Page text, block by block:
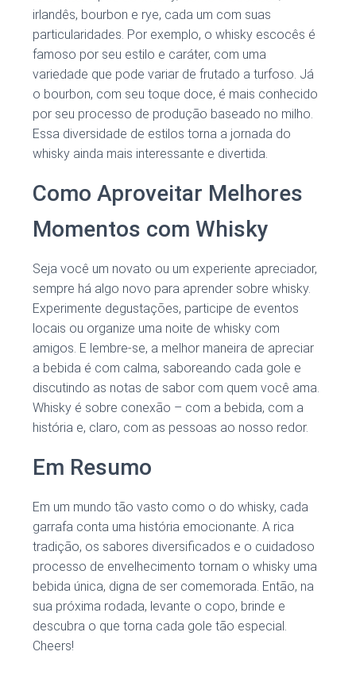
irlandês, bourbon e rye, cada um com suas
particularidades. Por exemplo, o whisky escocês é
famoso por seu estilo e caráter, com uma
variedade que pode variar de frutado a turfoso. Já
o bourbon, com seu toque doce, é mais conhecido
por seu processo de produção baseado no milho.
Essa diversidade de estilos torna a jornada do
whisky ainda mais interessante e divertida.
Como Aproveitar Melhores
Momentos com Whisky
Seja você um novato ou um experiente apreciador,
sempre há algo novo para aprender sobre whisky.
Experimente degustações, participe de eventos
locais ou organize uma noite de whisky com
amigos. E lembre-se, a melhor maneira de apreciar
a bebida é com calma, saboreando cada gole e
discutindo as notas de sabor com quem você ama.
Whisky é sobre conexão – com a bebida, com a
história e, claro, com as pessoas ao nosso redor.
Em Resumo
Em um mundo tão vasto como o do whisky, cada
garrafa conta uma história emocionante. A rica
tradição, os sabores diversificados e o cuidadoso
processo de envelhecimento tornam o whisky uma
bebida única, digna de ser comemorada. Então, na
sua próxima rodada, levante o copo, brinde e
descubra o que torna cada gole tão especial.
Cheers!